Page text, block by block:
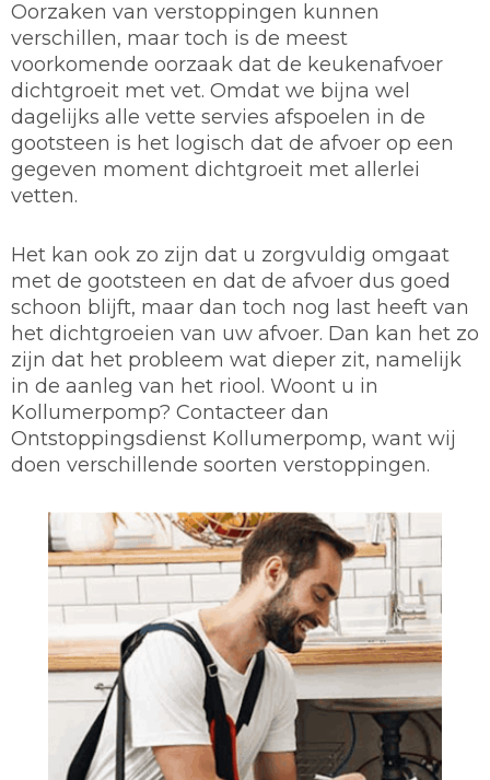
Oorzaken van verstoppingen kunnen
verschillen, maar toch is de meest
voorkomende oorzaak dat de keukenafvoer
dichtgroeit met vet. Omdat we bijna wel
dagelijks alle vette servies afspoelen in de
gootsteen is het logisch dat de afvoer op een
gegeven moment dichtgroeit met allerlei
vetten.
Het kan ook zo zijn dat u zorgvuldig omgaat
met de gootsteen en dat de afvoer dus goed
schoon blijft, maar dan toch nog last heeft van
het dichtgroeien van uw afvoer. Dan kan het zo
zijn dat het probleem wat dieper zit, namelijk
in de aanleg van het riool. Woont u in
Kollumerpomp? Contacteer dan
Ontstoppingsdienst Kollumerpomp, want wij
doen verschillende soorten verstoppingen.